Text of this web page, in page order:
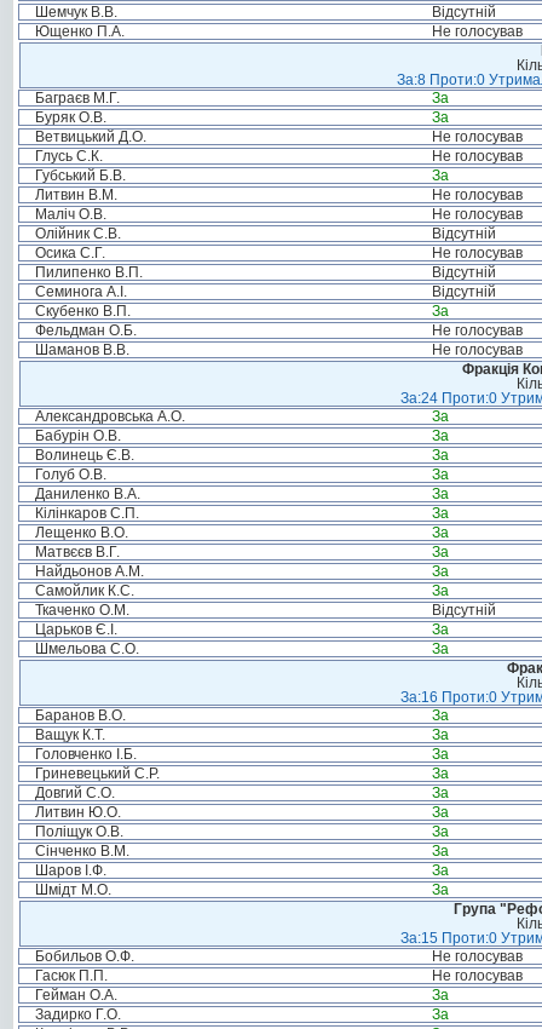
Шемчук В.В.
Відсутній
Ющенко П.А.
Не голосував
За:8 Проти:0
Баграєв М.Г.
За
Буряк О.В.
За
Ветвицький Д.О.
Не голосував
Глусь С.К.
Не голосував
Губський Б.В.
За
Литвин В.М.
Не голосував
Маліч О.В.
Не голосував
Олійник С.В.
Відсутній
Осика С.Г.
Не голосував
Пилипенко В.П.
Відсутній
Семинога А.І.
Відсутній
Скубенко В.П.
За
Фельдман О.Б.
Не голосував
Шаманов В.В.
Не голосував
Фракція
За:24 Проти:0
Александровська А.О.
За
Бабурін О.В.
За
Волинець Є.В.
За
Голуб О.В.
За
Даниленко В.А.
За
Кілінкаров С.П.
За
Лещенко В.О.
За
Матвєєв В.Г.
За
Найдьонов А.М.
За
Самойлик К.С.
За
Ткаченко О.М.
Відсутній
Царьков Є.І.
За
Шмельова С.О.
За
За:16 Проти:0
Баранов В.О.
За
Ващук К.Т.
За
Головченко І.Б.
За
Гриневецький С.Р.
За
Довгий С.О.
За
Литвин Ю.О.
За
Поліщук О.В.
За
Сінченко В.М.
За
Шаров І.Ф.
За
Шмідт М.О.
За
Група
За:15 Проти:0
Бобильов О.Ф.
Не голосував
Гасюк П.П.
Не голосував
Гейман О.А.
За
Задирко Г.О.
За